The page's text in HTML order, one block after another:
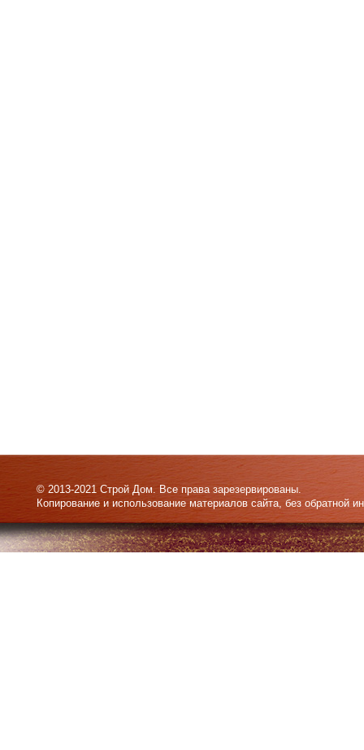
© 2013-2021 Строй Дом. Все права зарезервированы.
Копирование и использование материалов сайта, без обратной